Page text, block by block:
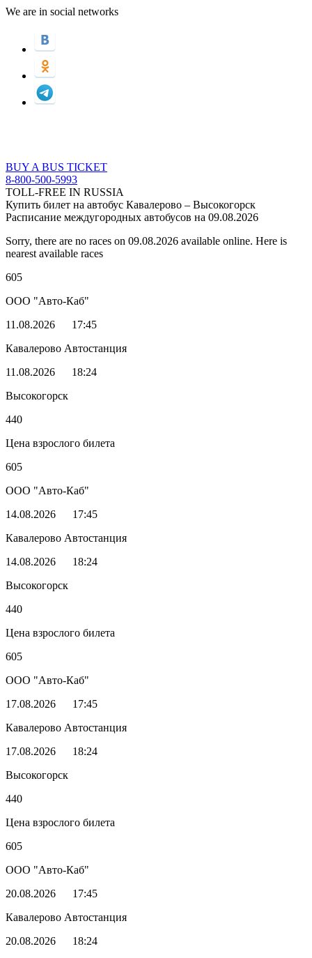
We are in social networks
BUY A BUS TICKET
8-800-500-5993
TOLL-FREE IN RUSSIA
Купить билет на автобус Кавалерово – Высокогорск
Расписание междугородных автобусов на 09.08.2026
Sorry, there are no races on 09.08.2026 available online. Here is
nearest available races
605
ООО "Авто-Каб"
11.08.2026
17:45
Кавалерово Автостанция
11.08.2026
18:24
Высокогорск
440
Цена взрослого билета
605
ООО "Авто-Каб"
14.08.2026
17:45
Кавалерово Автостанция
14.08.2026
18:24
Высокогорск
440
Цена взрослого билета
605
ООО "Авто-Каб"
17.08.2026
17:45
Кавалерово Автостанция
17.08.2026
18:24
Высокогорск
440
Цена взрослого билета
605
ООО "Авто-Каб"
20.08.2026
17:45
Кавалерово Автостанция
20.08.2026
18:24